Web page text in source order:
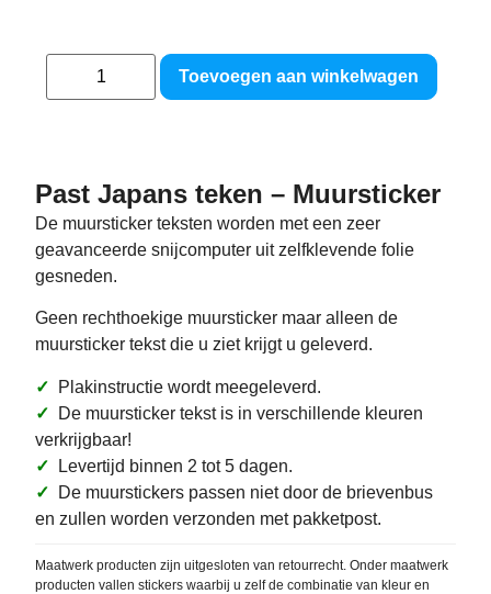
Toevoegen aan winkelwagen
Past Japans teken – Muursticker
De muursticker teksten worden met een zeer
geavanceerde snijcomputer uit zelfklevende folie
gesneden.
Geen rechthoekige muursticker maar alleen de
muursticker tekst die u ziet krijgt u geleverd.
✓ Plakinstructie wordt meegeleverd.
✓ De muursticker tekst is in verschillende kleuren
verkrijgbaar!
✓ Levertijd binnen 2 tot 5 dagen.
✓ De muurstickers passen niet door de brievenbus
en zullen worden verzonden met pakketpost.
Maatwerk producten zijn uitgesloten van retourrecht. Onder maatwerk
producten vallen stickers waarbij u zelf de combinatie van kleur en